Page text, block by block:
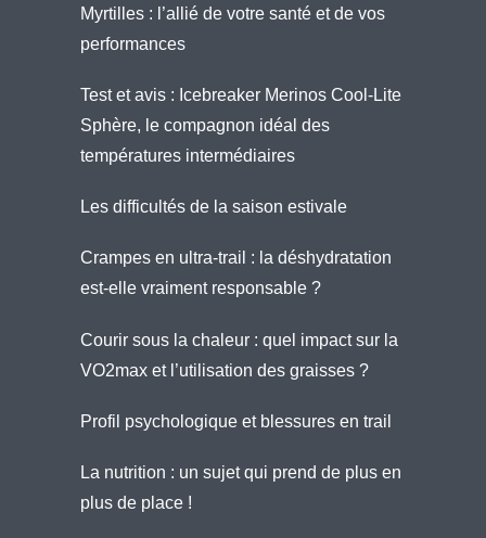
Myrtilles : l’allié de votre santé et de vos
performances
Test et avis : Icebreaker Merinos Cool-Lite
Sphère, le compagnon idéal des
températures intermédiaires
Les difficultés de la saison estivale
Crampes en ultra-trail : la déshydratation
est-elle vraiment responsable ?
Courir sous la chaleur : quel impact sur la
VO2max et l’utilisation des graisses ?
Profil psychologique et blessures en trail
La nutrition : un sujet qui prend de plus en
plus de place !